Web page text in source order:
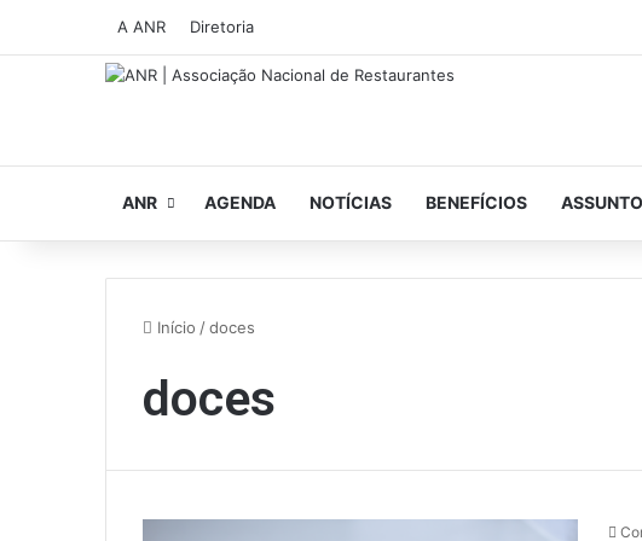
A ANR Diretoria
ANR AGENDA NOTÍCIAS BENEFÍCIOS
Início /doces
doces